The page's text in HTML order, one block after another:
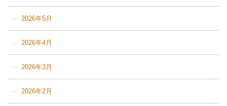
2026年5月
2026年4月
2026年3月
2026年2月